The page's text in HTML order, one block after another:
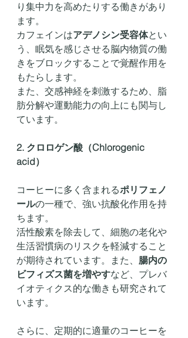
り集中力を高めたりする働きがあり
ます。
カフェインはアデノシン受容体とい
う、眠気を感じさせる脳内物質の働
きをブロックすることで覚醒作用を
もたらします。
また、交感神経を刺激するため、脂
肪分解や運動能力の向上にも関与し
ています。
2. クロロゲン酸（Chlorogenic
acid）
コーヒーに多く含まれるポリフェノ
ールの一種で、強い抗酸化作用を持
ちます。
活性酸素を除去して、細胞の老化や
生活習慣病のリスクを軽減すること
が期待されています。また、 腸内の
ビフィズス菌を増やすなど、プレバ
イオティクス的な働きも研究されて
います。
さらに、定期的に適量のコーヒーを